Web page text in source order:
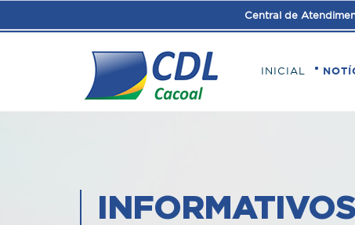
Central de
INICIAL